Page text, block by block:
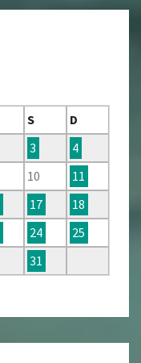
S
D
3
4
10
11
17
18
24
25
31